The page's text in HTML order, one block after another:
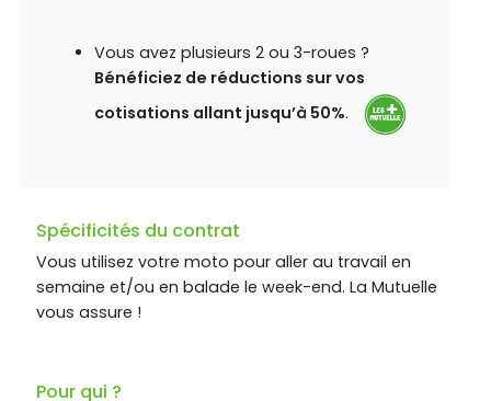
Vous avez plusieurs 2 ou 3-roues ?
Bénéficiez de réductions sur vos
cotisations allant jusqu’à 50%.
Spécificités du contrat
Vous utilisez votre moto pour aller au travail en
semaine et/ou en balade le week-end. La Mutuelle
vous assure !
Pour qui ?